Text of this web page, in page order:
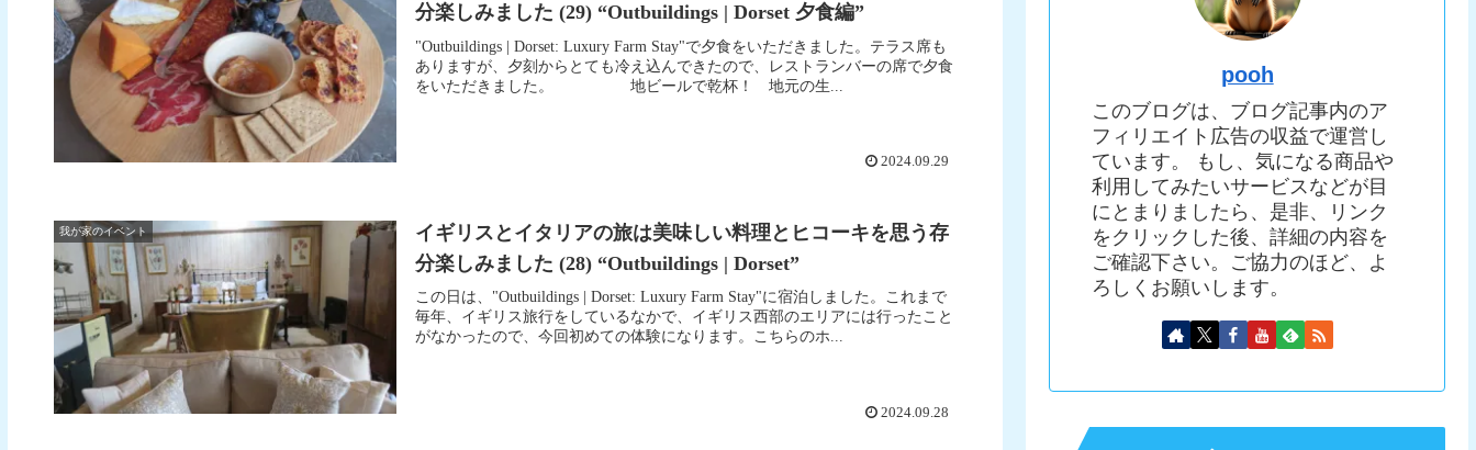
分楽しみました (29) “Outbuildings | Dorset 夕食編”
"Outbuildings | Dorset: Luxury Farm Stay"で夕食をいただきました。テラス席も
ありますが、夕刻からとても冷え込んできたので、レストランバーの席で夕食
をいただきました。 地ビールで乾杯！ 地元の生...
2024.09.29
我が家のイベント
イギリスとイタリアの旅は美味しい料理とヒコーキを思う存
分楽しみました (28) “Outbuildings | Dorset”
この日は、"Outbuildings | Dorset: Luxury Farm Stay"に宿泊しました。これまで
毎年、イギリス旅行をしているなかで、イギリス西部のエリアには行ったこと
がなかったので、今回初めての体験になります。こちらのホ...
2024.09.28
pooh
このブログは、ブログ記事内のア
フィリエイト広告の収益で運営し
ています。 もし、気になる商品や
利用してみたいサービスなどが目
にとまりましたら、是非、リンク
をクリックした後、詳細の内容を
ご確認下さい。ご協力のほど、よ
ろしくお願いします。